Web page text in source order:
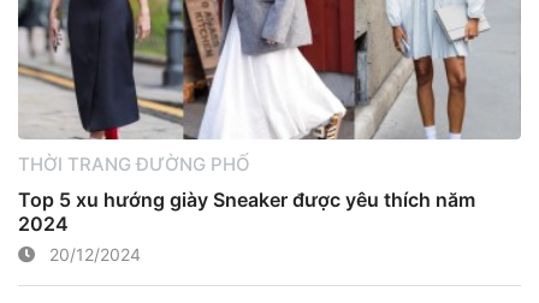
THỜI TRANG ĐƯỜNG PHỐ
Top 5 xu hướng giày Sneaker được yêu thích năm
2024
20/12/2024